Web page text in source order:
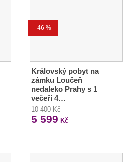
-46 %
Královský pobyt na
zámku Loučeň
nedaleko Prahy s 1
večeří 4…
10 400 Kč
5 599 Kč